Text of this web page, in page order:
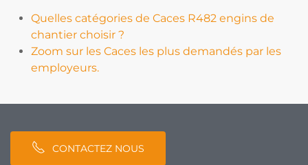
Quelles catégories de Caces R482 engins de
chantier choisir ?
Zoom sur les Caces les plus demandés par les
employeurs.
CONTACTEZ NOUS